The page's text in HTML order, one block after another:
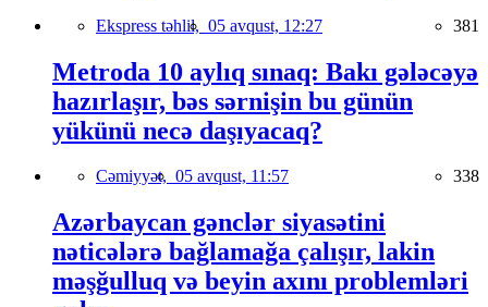
Ekspress təhlil, 05 avqust, 12:27 381
Metroda 10 aylıq sınaq: Bakı gələcəyə
hazırlaşır, bəs sərnişin bu günün
yükünü necə daşıyacaq?
Cəmiyyət, 05 avqust, 11:57 338
Azərbaycan gənclər siyasətini
nəticələrə bağlamağa çalışır, lakin
məşğulluq və beyin axını problemləri